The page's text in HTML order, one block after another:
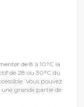
de 8 à 10°C la
de 28 ou 30°C du
Vous pouvez
grande partie de